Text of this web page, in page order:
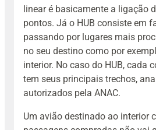
linear é basicamente a ligação
pontos. Já o HUB consiste em
passando por lugares mais
no seu destino como por
interior. No caso do HUB, cada
tem seus principais trechos,
autorizados pela ANAC.
Um avião destinado ao interior